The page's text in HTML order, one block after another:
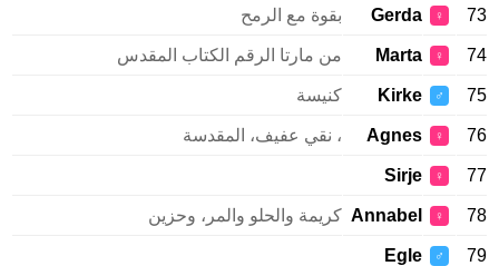
73
♀
Gerda بقوة مع الرمح
74
♀
Marta من مارتا الرقم الكتاب المقدس
75
♂
Kirke كنيسة
76
♀
Agnes ، نقي عفيف، المقدسة
77
♀
Sirje
78
♀
Annabel كريمة والحلو والمر، وحزين
79
♂
Egle